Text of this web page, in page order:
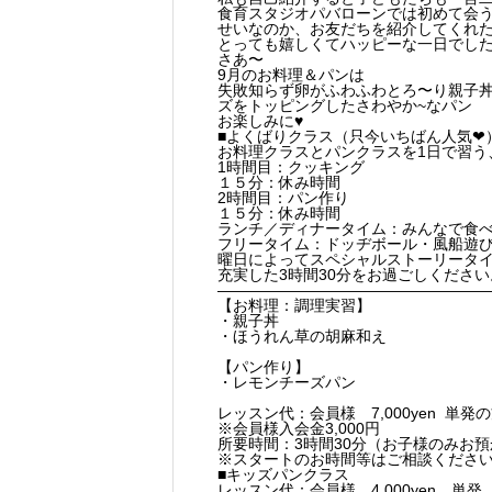
食育スタジオパバローンでは初めて会
せいなのか、お友だちを紹介してくれ
とっても嬉しくてハッピーな一日でし
さあ〜
9月のお料理＆パンは
失敗知らず卵がふわふわとろ〜り親子
ズをトッピングしたさわやか~なパン
お楽しみに♥
■よくばりクラス（只今いちばん人気❤
お料理クラスとパンクラスを1日で習
1時間目：クッキング
１５分：休み時間
2時間目：パン作り
１５分：休み時間
ランチ／ディナータイム：みんなで食
フリータイム：ドッヂボール・風船遊
曜日によってスペシャルストーリータ
充実した3時間30分をお過ごしくださ
【お料理：調理実習】
・親子丼
・ほうれん草の胡麻和え
【パン作り】
・レモンチーズパン
レッスン代：会員様 7,000yen 単発
※会員様入会金3,000円
所要時間：3時間30分（お子様のみお
※スタートのお時間等はご相談くださ
■キッズパンクラス